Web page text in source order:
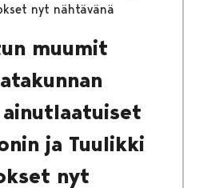
nyt nähtävänä
muumit
ainutlaatuiset
ja Tuulikki
nyt